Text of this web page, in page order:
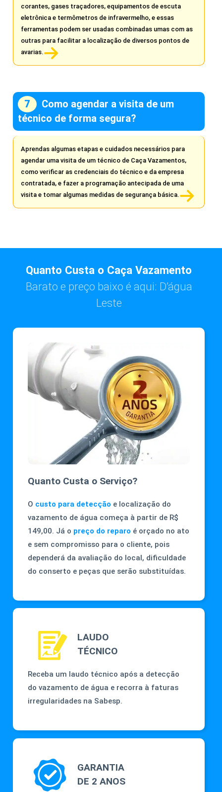
corantes, gases traçadores, equipamentos de escuta
eletrônica e termômetros de infravermelho, e essas
ferramentas podem ser usadas combinadas umas com as
outras para facilitar a localização de diversos pontos de
avarias.
Como agendar a visita de um
técnico de forma segura?
Aprendas algumas etapas e cuidados necessários para
agendar uma visita de um técnico de Caça Vazamentos,
como verificar as credenciais do técnico e da empresa
contratada, e fazer a programação antecipada de uma
visita e tomar algumas medidas de segurança básica.
Quanto Custa o Caça Vazamento
Barato e preço baixo é aqui: D’água
Leste
Quanto Custa o Serviço?
O custo para detecção e localização do
vazamento de água começa à partir de R$
149,00. Já o preço do reparo é orçado no ato
e sem compromisso para o cliente, pois
dependerá da avaliação do local, dificuldade
do conserto e peças que serão substituídas.
LAUDO
TÉCNICO
Receba um laudo técnico após a detecção
do vazamento de água e recorra à faturas
irregularidades na Sabesp.
GARANTIA
DE 2 ANOS